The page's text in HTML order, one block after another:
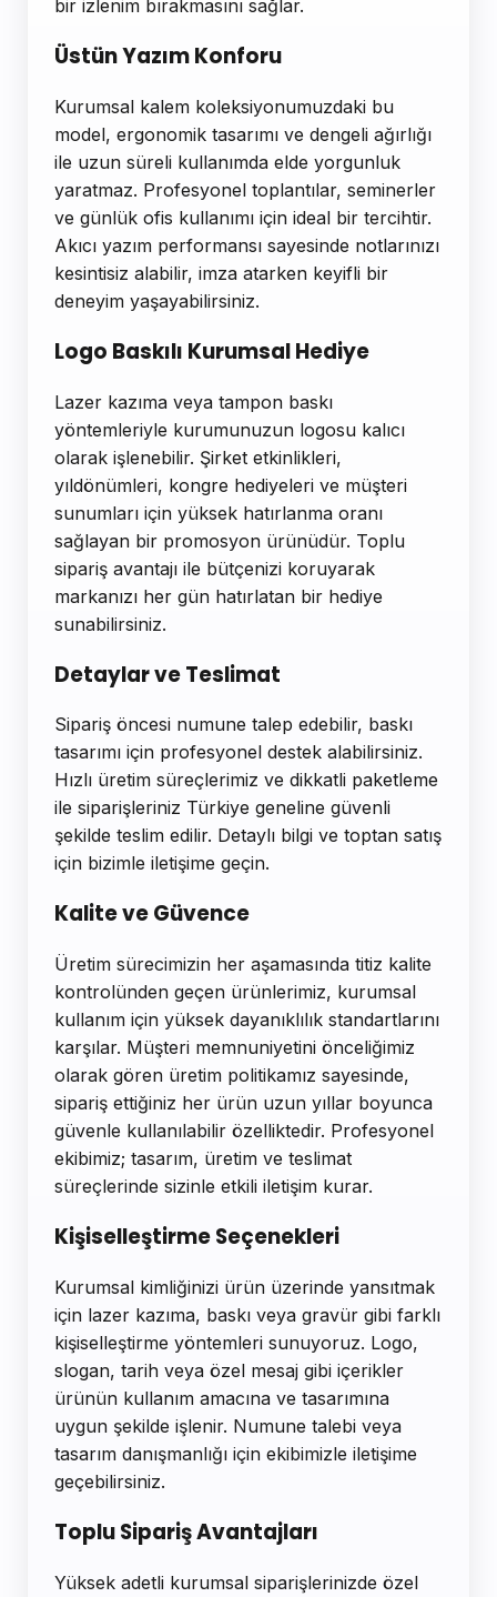
bir izlenim bırakmasını sağlar.
Üstün Yazım Konforu
Kurumsal kalem koleksiyonumuzdaki bu
model, ergonomik tasarımı ve dengeli ağırlığı
ile uzun süreli kullanımda elde yorgunluk
yaratmaz. Profesyonel toplantılar, seminerler
ve günlük ofis kullanımı için ideal bir tercihtir.
Akıcı yazım performansı sayesinde notlarınızı
kesintisiz alabilir, imza atarken keyifli bir
deneyim yaşayabilirsiniz.
Logo Baskılı Kurumsal Hediye
Lazer kazıma veya tampon baskı
yöntemleriyle kurumunuzun logosu kalıcı
olarak işlenebilir. Şirket etkinlikleri,
yıldönümleri, kongre hediyeleri ve müşteri
sunumları için yüksek hatırlanma oranı
sağlayan bir promosyon ürünüdür. Toplu
sipariş avantajı ile bütçenizi koruyarak
markanızı her gün hatırlatan bir hediye
sunabilirsiniz.
Detaylar ve Teslimat
Sipariş öncesi numune talep edebilir, baskı
tasarımı için profesyonel destek alabilirsiniz.
Hızlı üretim süreçlerimiz ve dikkatli paketleme
ile siparişleriniz Türkiye geneline güvenli
şekilde teslim edilir. Detaylı bilgi ve toptan satış
için bizimle iletişime geçin.
Kalite ve Güvence
Üretim sürecimizin her aşamasında titiz kalite
kontrolünden geçen ürünlerimiz, kurumsal
kullanım için yüksek dayanıklılık standartlarını
karşılar. Müşteri memnuniyetini önceliğimiz
olarak gören üretim politikamız sayesinde,
sipariş ettiğiniz her ürün uzun yıllar boyunca
güvenle kullanılabilir özelliktedir. Profesyonel
ekibimiz; tasarım, üretim ve teslimat
süreçlerinde sizinle etkili iletişim kurar.
Kişiselleştirme Seçenekleri
Kurumsal kimliğinizi ürün üzerinde yansıtmak
için lazer kazıma, baskı veya gravür gibi farklı
kişiselleştirme yöntemleri sunuyoruz. Logo,
slogan, tarih veya özel mesaj gibi içerikler
ürünün kullanım amacına ve tasarımına
uygun şekilde işlenir. Numune talebi veya
tasarım danışmanlığı için ekibimizle iletişime
geçebilirsiniz.
Toplu Sipariş Avantajları
Yüksek adetli kurumsal siparişlerinizde özel